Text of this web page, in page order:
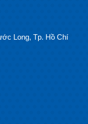
Long, Tp. Hồ Chí